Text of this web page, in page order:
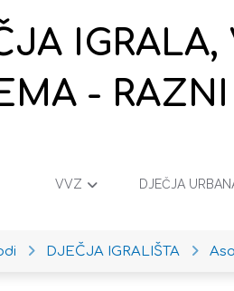
-
VVZ DJEČJA
DJEČJA IGRALIŠTA